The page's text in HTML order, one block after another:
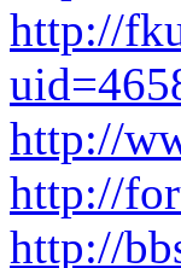
http://
http://
http://
http://